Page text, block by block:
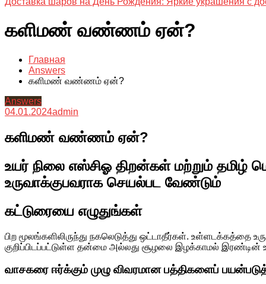
களிமண் வண்ணம் ஏன்?
Главная
Answers
களிமண் வண்ணம் ஏன்?
Answers
04.01.2024admin
களிமண் வண்ணம் ஏன்?
உயர் நிலை எஸ்சிஓ திறன்கள் மற்றும்
உருவாக்குபவராக செயல்பட வேண்டும்
கட்டுரையை எழுதுங்கள்
பிற மூலங்களிலிருந்து நகலெடுத்து ஒட்டாதீர்கள். உள்ளடக்கத்தை
குறிப்பிடப்பட்டுள்ள தன்மை அல்லது சூழலை இழக்காமல் இரண்டின்
வாசகரை ஈர்க்கும் முழு விவரமான பத்திகளைப்